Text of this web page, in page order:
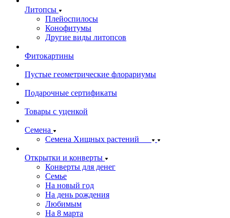
Литопсы
Плейоспилосы
Конофитумы
Другие виды литопсов
Фитокартины
Пустые геометрические флорариумы
Подарочные сертификаты
Товары с уценкой
Семена
Семена Хищных растений
Открытки и конверты
Конверты для денег
Семье
На новый год
На день рождения
Любимым
На 8 марта